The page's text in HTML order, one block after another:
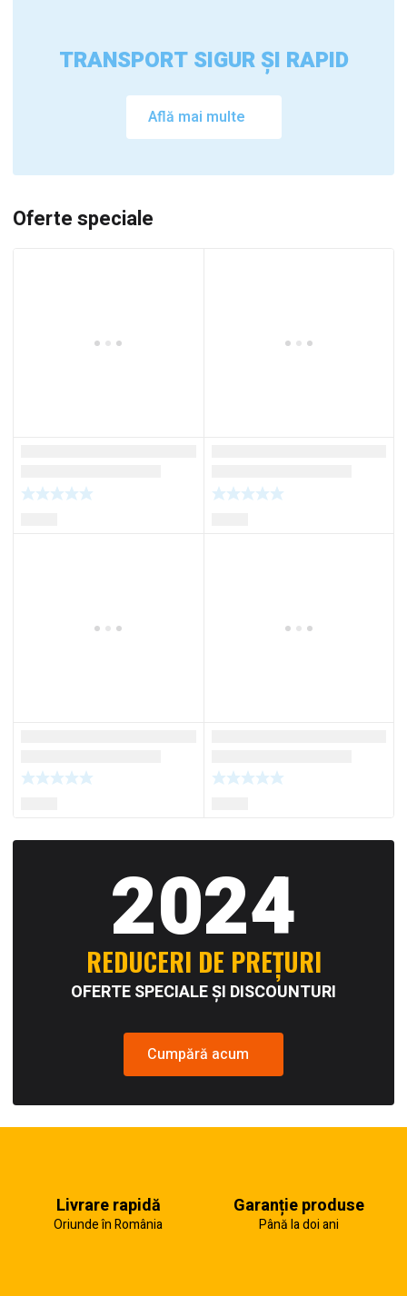
TRANSPORT SIGUR ȘI RAPID
Află mai multe
Oferte speciale
2024
REDUCERI DE PREȚURI
OFERTE SPECIALE ȘI DISCOUNTURI
Cumpără acum
Livrare rapidă
Oriunde în România
Garanție produse
Până la doi ani